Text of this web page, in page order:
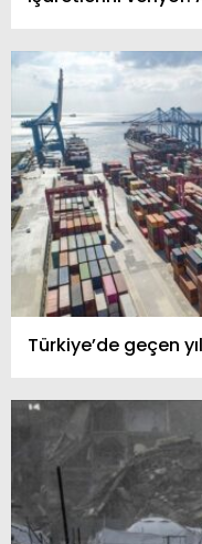
Türkiye’de geçen